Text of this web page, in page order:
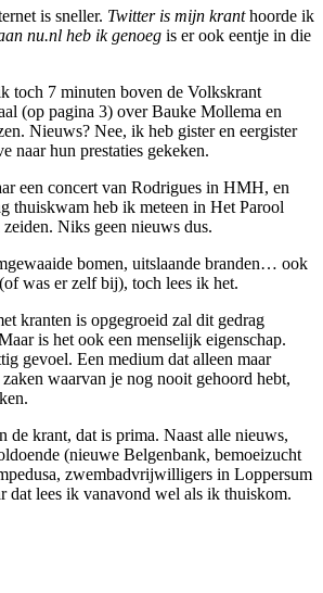
is sneller. Twitter is mijn kranthoorde ik
nu.nl heb ik genoeg is er ook eentje in die
toch 7 minuten boven de Volkskrant
(op pagina 3) over Bauke Mollema en
Nieuws? Nee, ik heb gister en eergister
naar hun prestaties gekeken.
een concert van Rodrigues in HMH, en
thuiskwam heb ik meteen in Het Parool
Niks geen nieuws dus.
bomen, uitslaande branden… ook
was er zelf bij), toch lees ik het.
kranten is opgegroeid zal dit gedrag
is het ook een menselijk eigenschap.
gevoel. Een medium dat alleen maar
waarvan je nog nooit gehoord hebt,
de krant, dat is prima. Naast alle nieuws,
(nieuwe Belgenbank, bemoeizucht
zwembadvrijwilligers in Loppersum
dat lees ik vanavond wel als ik thuiskom.